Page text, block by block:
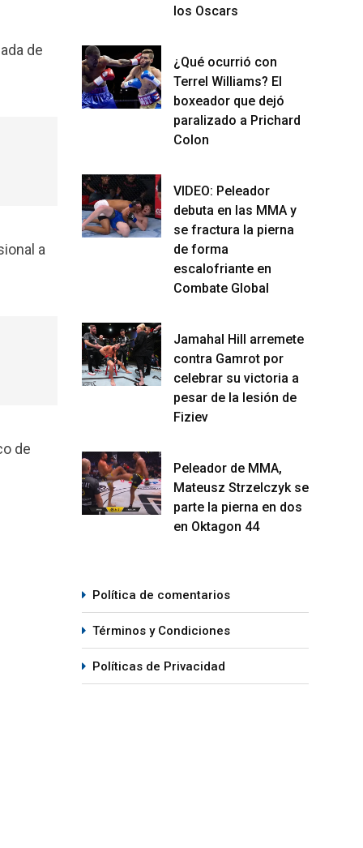
de
a
de
los Oscars
¿Qué ocurrió con
Terrel Williams? El
boxeador que dejó
paralizado a Prichard
Colon
VIDEO: Peleador
debuta en las MMA y
se fractura la pierna
de forma
escalofriante en
Combate Global
Jamahal Hill arremete
contra Gamrot por
celebrar su victoria a
pesar de la lesión de
Fiziev
Peleador de MMA,
Mateusz Strzelczyk se
parte la pierna en dos
en Oktagon 44
Política de comentarios
Términos y Condiciones
Políticas de Privacidad